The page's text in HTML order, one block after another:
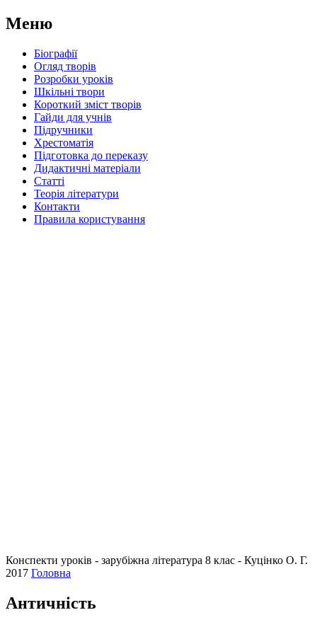
Меню
Біографії
Огляд творів
Розробки уроків
Шкільні твори
Короткий зміст творів
Гайди для учнів
Підручники
Хрестоматія
Підготовка до переказу
Дидактичні матеріали
Статті
Теорія літератури
Контакти
Правила користування
Конспекти уроків - зарубіжна література 8 клас - Куцінко О. Г.
2017 Головна
Античність